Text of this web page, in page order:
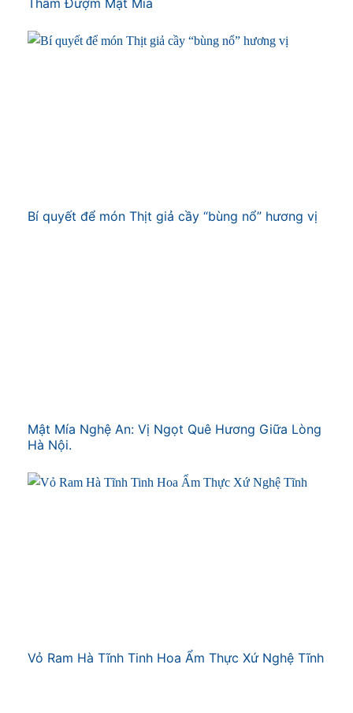
Bí quyết để món Thịt giả cầy “bùng nổ” hương vị
Mật Mía Nghệ An: Vị Ngọt Quê Hương Giữa Lòng
Hà Nội.
Vỏ Ram Hà Tĩnh Tinh Hoa Ẩm Thực Xứ Nghệ Tĩnh